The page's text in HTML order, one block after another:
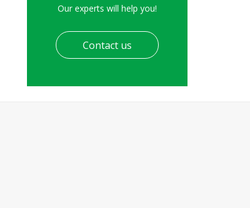
Our experts will help you!
Contact us